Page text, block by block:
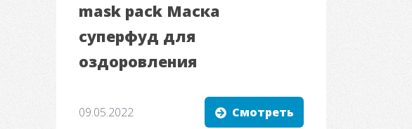
mask pack Маска
суперфуд для
оздоровления
09.05.2022 Смотреть